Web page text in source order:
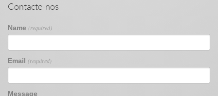
Contacte-nos
Name (required)
Email (required)
Message